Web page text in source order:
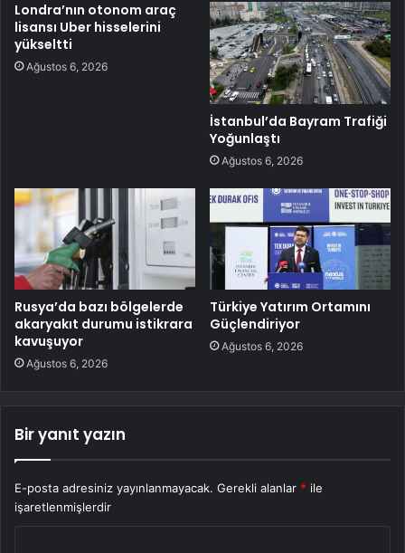
Londra’nın otonom araç
lisansı Uber hisselerini
yükseltti
Ağustos 6, 2026
İstanbul’da Bayram Trafiği
Yoğunlaştı
Ağustos 6, 2026
Rusya’da bazı bölgelerde
akaryakıt durumu istikrara
kavuşuyor
Ağustos 6, 2026
Türkiye Yatırım Ortamını
Güçlendiriyor
Ağustos 6, 2026
Bir yanıt yazın
E-posta adresiniz yayınlanmayacak. Gerekli alanlar * ile
işaretlenmişlerdir